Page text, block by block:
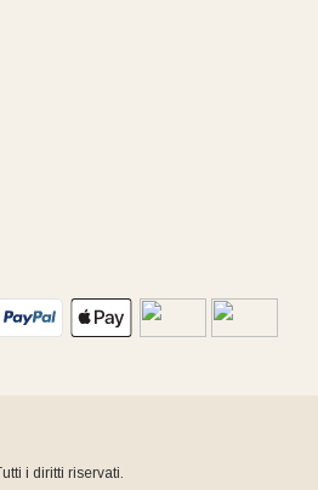
i diritti riservati.